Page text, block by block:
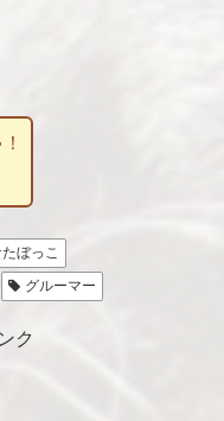
ぼっこ
グルーマー
ク